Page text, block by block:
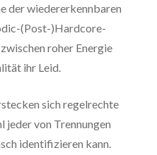
der wiedererkennbaren
(Post-)Hardcore-
roher Energie
ihr Leid.
sich regelrechte
jeder von Trennungen
identifizieren kann.